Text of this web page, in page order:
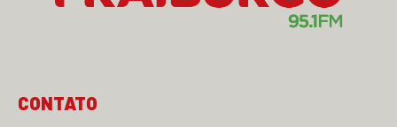
CONTATO